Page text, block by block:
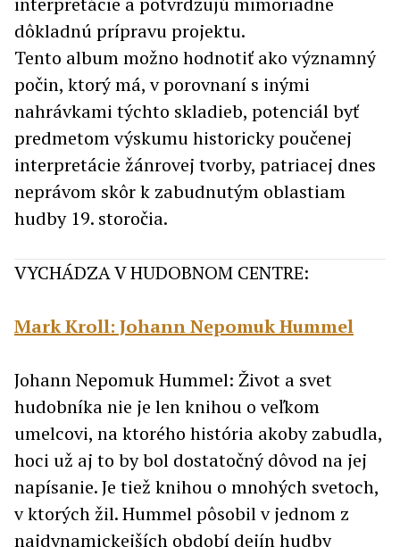
dôkladnú prípravu projektu.
Tento album možno hodnotiť ako významný
počin, ktorý má, v porovnaní s inými
nahrávkami týchto skladieb, potenciál byť
predmetom výskumu historicky poučenej
interpretácie žánrovej tvorby, patriacej dnes
neprávom skôr k zabudnutým oblastiam
hudby 19. storočia.
VYCHÁDZA V HUDOBNOM CENTRE:
Mark Kroll: Johann Nepomuk Hummel
Johann Nepomuk Hummel: Život a svet
hudobníka nie je len knihou o veľkom
umelcovi, na ktorého história akoby zabudla,
hoci už aj to by bol dostatočný dôvod na jej
napísanie. Je tiež knihou o mnohých svetoch,
v ktorých žil. Hummel pôsobil v jednom z
najdynamickejších období dejín hudby